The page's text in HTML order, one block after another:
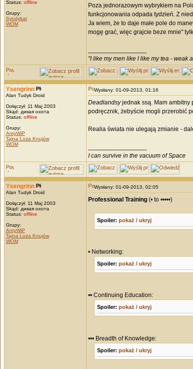
Status: offline
Grupy:
Syndykat
WOM
Poza jednorazowym wybrykiem na
funkcjonowania odpada tydzień. Z
Ja wiem, że to daje małe pole do
mogę grać, więc grajcie beze mnie"
"I like my men like I like my tea - weak
Ysengrinn
Alan Tudyk Droid
Dołączył: 11 Maj 2003
Skąd: дикая охота
Status: offline
Grupy:
AntyWiP
Tajna Loża Knujów
WOM
Wysłany: 01-09-2013, 01:16
Deadlandsyjednak ssą. Mam ambitny
podręcznik, żebyście mogli przerobić
Realia świata nie ulegają zmianie -
I can survive in the vacuum of Space
Ysengrinn
Alan Tudyk Droid
Dołączył: 11 Maj 2003
Skąd: дикая охота
Status: offline
Grupy:
AntyWiP
Tajna Loża Knujów
WOM
Wysłany: 01-09-2013, 02:05
Professional Training(• to •••••)
Spoiler: pokaż / ukryj
• Networking:
Spoiler: pokaż / ukryj
•• Continuing Education:
Spoiler: pokaż / ukryj
••• Breadth of Knowledge:
Spoiler: pokaż / ukryj